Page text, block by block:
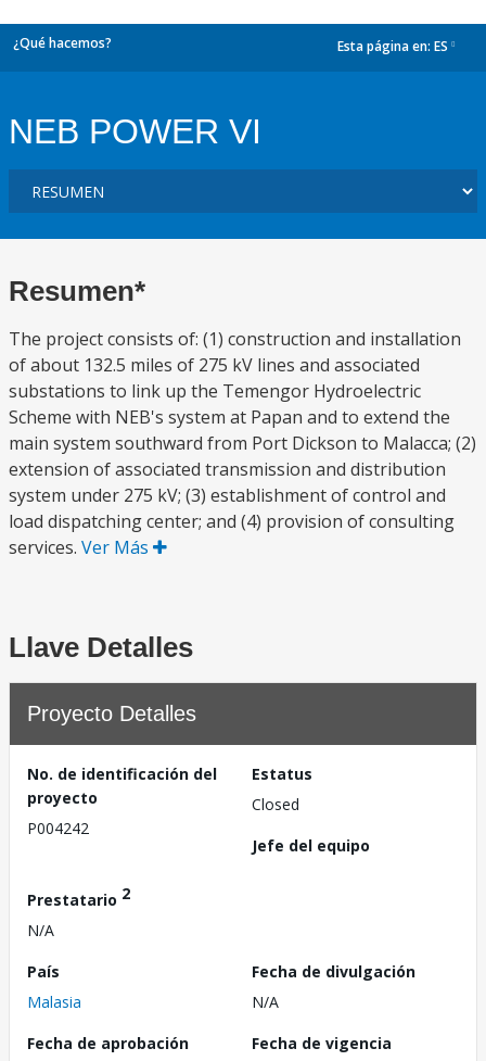
¿Qué hacemos? Esta página en: ES
NEB POWER VI
Resumen*
The project consists of: (1) construction and installation
of about 132.5 miles of 275 kV lines and associated
substations to link up the Temengor Hydroelectric
Scheme with NEB's system at Papan and to extend the
main system southward from Port Dickson to Malacca; (2)
extension of associated transmission and distribution
system under 275 kV; (3) establishment of control and
load dispatching center; and (4) provision of consulting
services. Ver Más
Llave Detalles
Proyecto Detalles
No. de identificación del
proyecto
P004242
Estatus
Closed
Jefe del equipo
Prestatario 2
N/A
País
Malasia
Fecha de divulgación
N/A
Fecha de aprobación
Fecha de vigencia